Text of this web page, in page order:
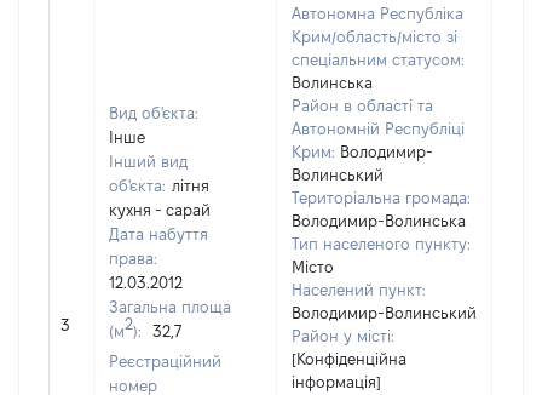
3
Вид об'єкта:
Інше
Інший вид
об'єкта: літня
кухня - сарай
Дата набуття
права:
12.03.2012
Загальна площа
(м2):
32,7
Реєстраційний
номер
Автономна Республіка
Крим/область/місто зі
спеціальним статусом:
Волинська
Район в області та
Автономній Республіці
Крим: Володимир-
Волинський
Територіальна громада:
Володимир-Волинська
Тип населеного пункту:
Місто
Населений пункт:
Володимир-Волинський
Район у місті:
[Конфіденційна
інформація]